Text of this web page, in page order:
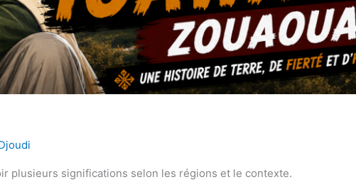
plusieurs significations selon les régions et le contexte.